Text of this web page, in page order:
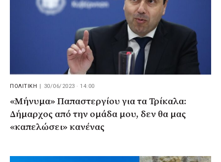
ΠΟΛΙΤΙΚΗ | 30/06/2023 · 14:00
«Μήνυμα» Παπαστεργίου για τα Τρίκαλα:
Δήμαρχος από την ομάδα μου, δεν θα μας
«καπελώσει» κανένας